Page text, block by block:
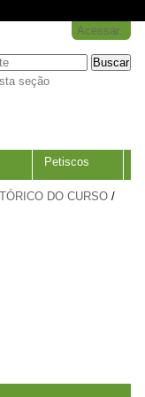
Acessar
seção
Petiscos
DO CURSO /